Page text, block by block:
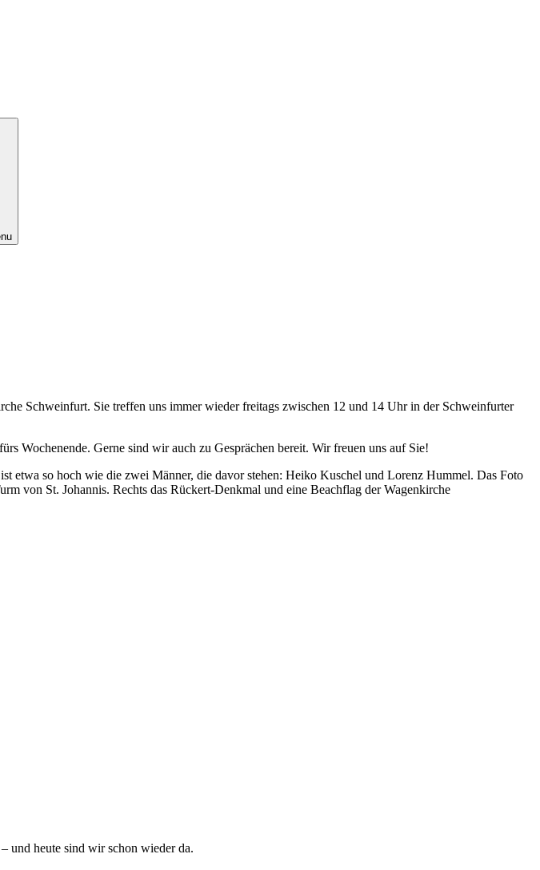
Schweinfurt. Sie treffen uns immer wieder freitags zwischen 12 und 14 Uhr in der Schweinfurter
Wochenende. Gerne sind wir auch zu Gesprächen bereit. Wir freuen uns auf Sie!
und heute sind wir schon wieder da.